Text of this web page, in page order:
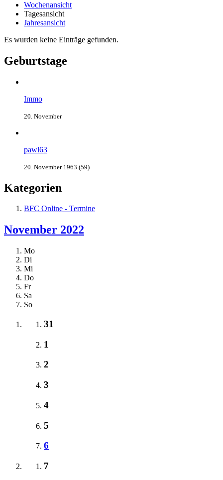
Wochenansicht
Tagesansicht
Jahresansicht
Es wurden keine Einträge gefunden.
Geburtstage
Immo
20. November
pawl63
20. November 1963 (59)
Kategorien
BFC Online - Termine
November 2022
Mo
Di
Mi
Do
Fr
Sa
So
31
1
2
3
4
5
6
7